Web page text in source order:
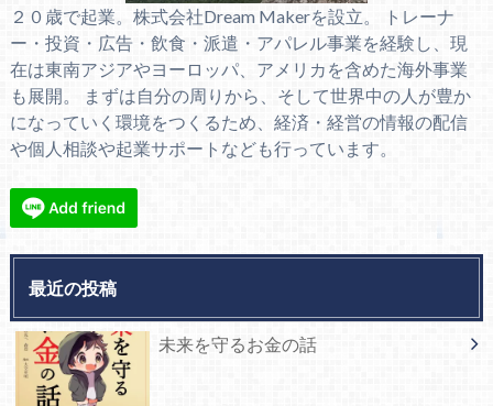
２０歳で起業。株式会社Dream Makerを設立。 トレーナ
ー・投資・広告・飲食・派遣・アパレル事業を経験し、現
在は東南アジアやヨーロッパ、アメリカを含めた海外事業
も展開。 まずは自分の周りから、そして世界中の人が豊か
になっていく環境をつくるため、経済・経営の情報の配信
や個人相談や起業サポートなども行っています。
最近の投稿
未来を守るお金の話